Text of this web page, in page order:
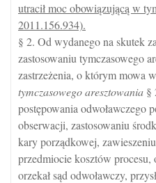
utracił moc obowiązującą w
2011.156.934).
§ 2. Od wydanego na skutek
zastosowaniu tymczasowego
zastrzeżenia, o którym mowa w
tymczasowego aresztowania §
postępowania odwoławczego
obserwacji, zastosowaniu
kary porządkowej,
przedmiocie kosztów
orzekał sąd odwoławczy,